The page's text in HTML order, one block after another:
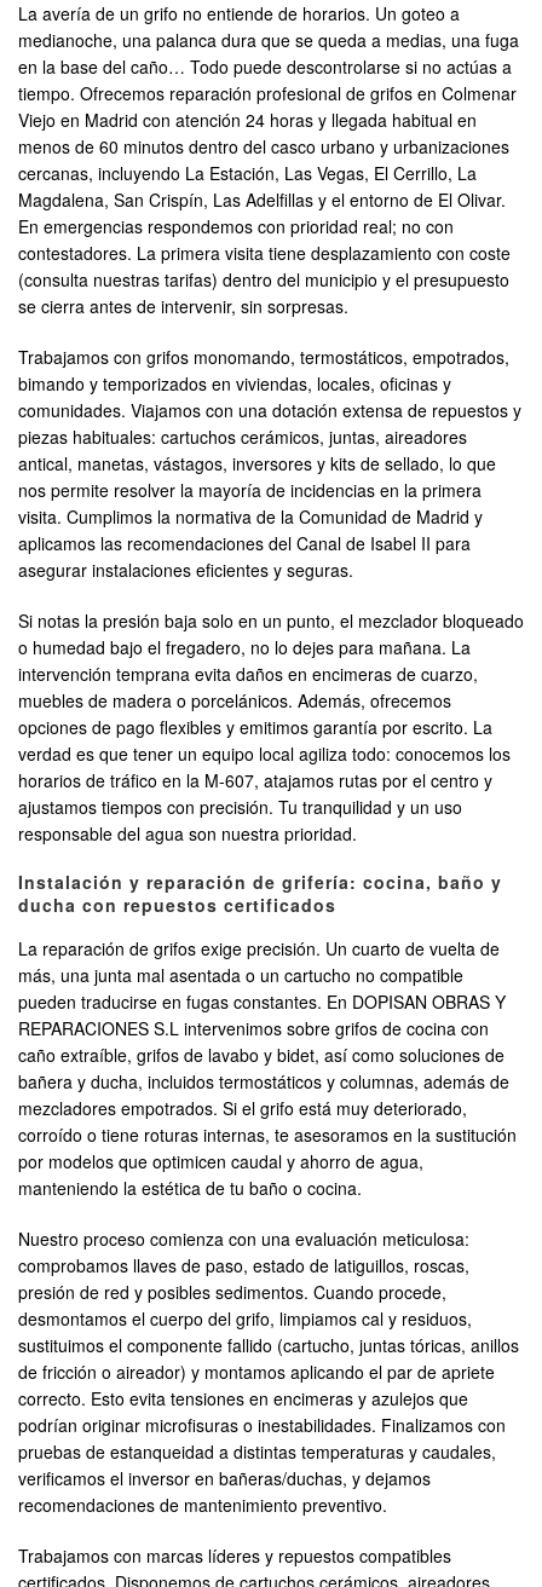
La avería de un grifo no entiende de horarios. Un goteo a
medianoche, una palanca dura que se queda a medias, una fuga
en la base del caño… Todo puede descontrolarse si no actúas a
tiempo. Ofrecemos reparación profesional de grifos en Colmenar
Viejo en Madrid con atención 24 horas y llegada habitual en
menos de 60 minutos dentro del casco urbano y urbanizaciones
cercanas, incluyendo La Estación, Las Vegas, El Cerrillo, La
Magdalena, San Crispín, Las Adelfillas y el entorno de El Olivar.
En emergencias respondemos con prioridad real; no con
contestadores. La primera visita tiene desplazamiento con coste
(consulta nuestras tarifas) dentro del municipio y el presupuesto
se cierra antes de intervenir, sin sorpresas.
Trabajamos con grifos monomando, termostáticos, empotrados,
bimando y temporizados en viviendas, locales, oficinas y
comunidades. Viajamos con una dotación extensa de repuestos y
piezas habituales: cartuchos cerámicos, juntas, aireadores
antical, manetas, vástagos, inversores y kits de sellado, lo que
nos permite resolver la mayoría de incidencias en la primera
visita. Cumplimos la normativa de la Comunidad de Madrid y
aplicamos las recomendaciones del Canal de Isabel II para
asegurar instalaciones eficientes y seguras.
Si notas la presión baja solo en un punto, el mezclador bloqueado
o humedad bajo el fregadero, no lo dejes para mañana. La
intervención temprana evita daños en encimeras de cuarzo,
muebles de madera o porcelánicos. Además, ofrecemos
opciones de pago flexibles y emitimos garantía por escrito. La
verdad es que tener un equipo local agiliza todo: conocemos los
horarios de tráfico en la M-607, atajamos rutas por el centro y
ajustamos tiempos con precisión. Tu tranquilidad y un uso
responsable del agua son nuestra prioridad.
Instalación y reparación de grifería: cocina, baño y
ducha con repuestos certificados
La reparación de grifos exige precisión. Un cuarto de vuelta de
más, una junta mal asentada o un cartucho no compatible
pueden traducirse en fugas constantes. En DOPISAN OBRAS Y
REPARACIONES S.L intervenimos sobre grifos de cocina con
caño extraíble, grifos de lavabo y bidet, así como soluciones de
bañera y ducha, incluidos termostáticos y columnas, además de
mezcladores empotrados. Si el grifo está muy deteriorado,
corroído o tiene roturas internas, te asesoramos en la sustitución
por modelos que optimicen caudal y ahorro de agua,
manteniendo la estética de tu baño o cocina.
Nuestro proceso comienza con una evaluación meticulosa:
comprobamos llaves de paso, estado de latiguillos, roscas,
presión de red y posibles sedimentos. Cuando procede,
desmontamos el cuerpo del grifo, limpiamos cal y residuos,
sustituimos el componente fallido (cartucho, juntas tóricas, anillos
de fricción o aireador) y montamos aplicando el par de apriete
correcto. Esto evita tensiones en encimeras y azulejos que
podrían originar microfisuras o inestabilidades. Finalizamos con
pruebas de estanqueidad a distintas temperaturas y caudales,
verificamos el inversor en bañeras/duchas, y dejamos
recomendaciones de mantenimiento preventivo.
Trabajamos con marcas líderes y repuestos compatibles